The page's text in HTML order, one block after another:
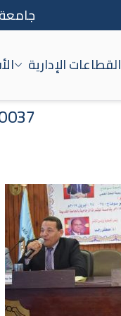
القطاعات الإدارية